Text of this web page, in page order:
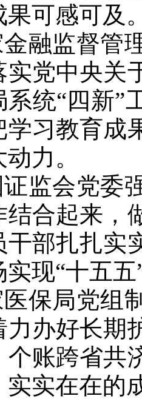
果可感可及
金融监督管
实党中央关
系统“四新”
学习教育成
力。
监会党委
结合起来，
干部扎扎实
实现“十五
医保局党组
力办好长期
个账跨省共
实实在在的